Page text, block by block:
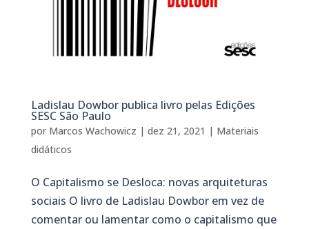
Ladislau Dowbor publica livro pelas Edições
SESC São Paulo
por Marcos Wachowicz | dez 21, 2021 | Materiais
didáticos
O Capitalismo se Desloca: novas arquiteturas
sociais O livro de Ladislau Dowbor em vez de
comentar ou lamentar como o capitalismo que